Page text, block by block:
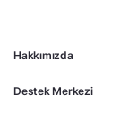
Hakkımızda
Destek Merkezi